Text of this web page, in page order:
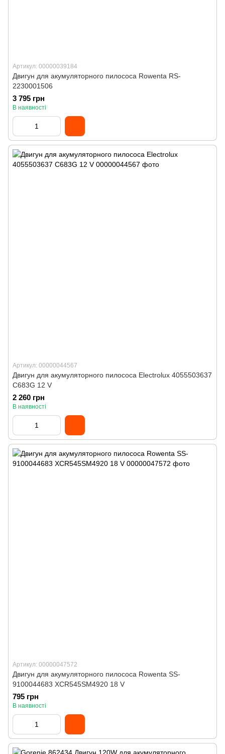
Артикул: 00000039184
Двигун для акумуляторного пилососа Rowenta RS-
2230001506
3 795 грн
В наявності
Артикул: 00000044567
Двигун для акумуляторного пилососа Electrolux 4055503637
C683G 12 V
2 260 грн
В наявності
Артикул: 00000047572
Двигун для акумуляторного пилососа Rowenta SS-
9100044683 XCR545SM4920 18 V
795 грн
В наявності